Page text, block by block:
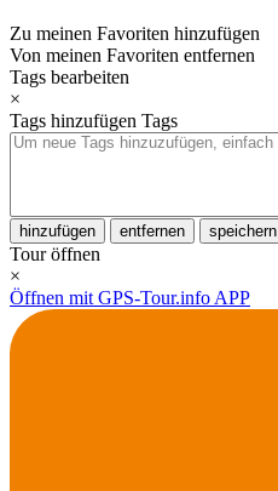
Zu meinen Favoriten hinzufügen
Von meinen Favoriten entfernen
Tags bearbeiten
×
Tags hinzufügen Tags
hinzufügen entfernen speichern
Tour öffnen
×
Öffnen mit GPS-Tour.info APP